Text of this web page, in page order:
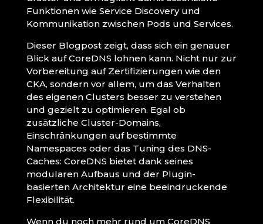
Funktionen wie Service Discovery und
Kommunikation zwischen Pods und Services.
Dieser Blogpost zeigt, dass sich ein genauer
Blick auf CoreDNS lohnen kann. Nicht nur zur
Vorbereitung auf Zertifizierungen wie den
CKA, sondern vor allem, um das Verhalten
des eigenen Clusters besser zu verstehen
und gezielt zu optimieren. Egal ob
zusätzliche Cluster-Domains,
Einschränkungen auf bestimmte
Namespaces oder das Tuning des DNS-
Caches: CoreDNS bietet dank seines
modularen Aufbaus und der Plugin-
basierten Architektur eine beeindruckende
Flexibilität.
Wenn du noch mehr rund um CoreDNS